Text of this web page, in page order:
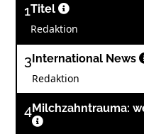
1Titel
Redaktion
3 International News
Redaktion
4Milchzahntrauma: